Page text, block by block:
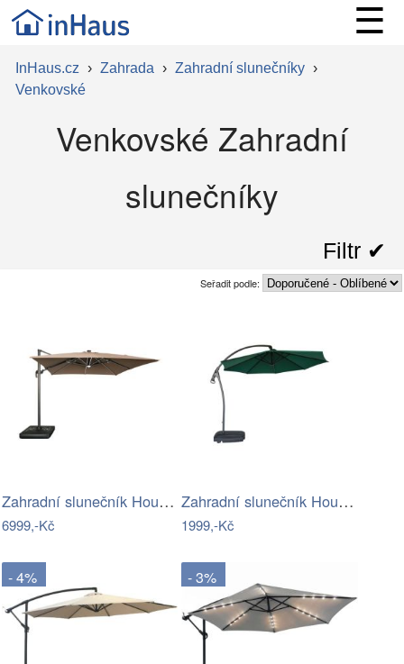
☰
InHaus.cz › Zahrada › Zahradní slunečníky ›
Venkovské
Venkovské Zahradní
slunečníky
Filtr ✔︎
Seřadit podle:
Zahradní slunečník Houseland Vexon s…
6999,-Kč
Zahradní slunečník Houseland Vortexa…
1999,-Kč
- 4% - 3%